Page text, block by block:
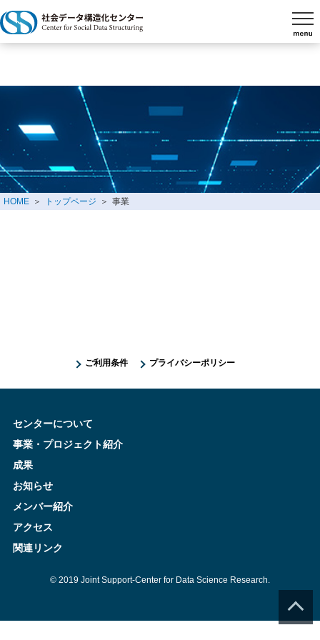
HOME トップページ 事業
ご利用条件 プライバシーポリシー
センターについて
事業・プロジェクト紹介
成果
お知らせ
メンバー紹介
アクセス
関連リンク
© 2019 Joint Support-Center for Data Science Research.